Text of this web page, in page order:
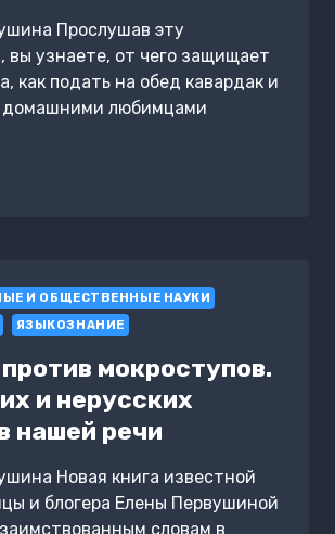
Прослушав эту
вы узнаете, от чего защищает
как подать на обед кавардак и
домашними любимцами
И ОБЩЕСТВЕННЫЕ НАУКИ
ЯЗЫКОЗНАНИЕ
мокроступов.
и нерусских
нашей речи
Новая книга известной
и блогера Елены Первушиной
словам в